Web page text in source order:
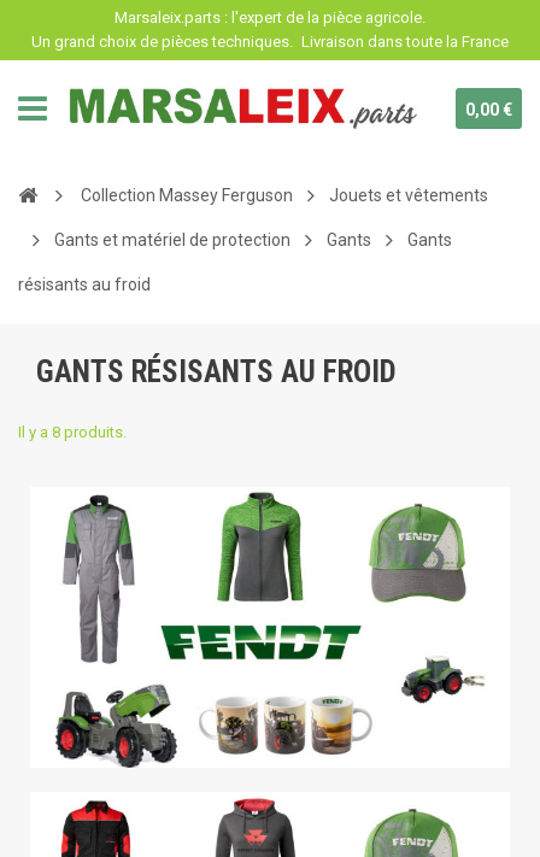
Marsaleix.parts : l'expert de la pièce agricole.
Un grand choix de pièces techniques. Livraison dans toute la France
0,00 €
Collection Massey Ferguson Jouets et vêtements
Gants et matériel de protection Gants Gants
résisants au froid
GANTS RÉSISANTS AU FROID
Il y a 8 produits.
Panneau de gestion des cookies